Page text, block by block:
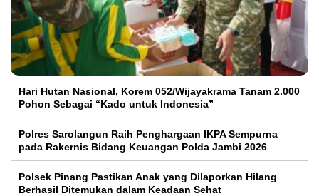
Hari Hutan Nasional, Korem 052/Wijayakrama Tanam 2.000
Pohon Sebagai “Kado untuk Indonesia”
Polres Sarolangun Raih Penghargaan IKPA Sempurna
pada Rakernis Bidang Keuangan Polda Jambi 2026
Polsek Pinang Pastikan Anak yang Dilaporkan Hilang
Berhasil Ditemukan dalam Keadaan Sehat